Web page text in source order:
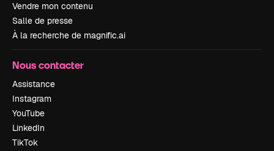
Vendre mon contenu
Salle de presse
À la recherche de magnific.ai
Nous contacter
Assistance
Instagram
YouTube
LinkedIn
TikTok